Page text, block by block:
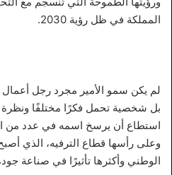
المملكة في ظل رؤية 2030.
لم يكن سمو الأمير مجرد رجل أعمال
بل شخصية تحمل فكرًا مختلفًا
استطاع أن يرسخ اسمه في عدد من
وعلى رأسها قطاع الترفيه، الذي
الوطني وأكثرها تأثيرًا في صناعة